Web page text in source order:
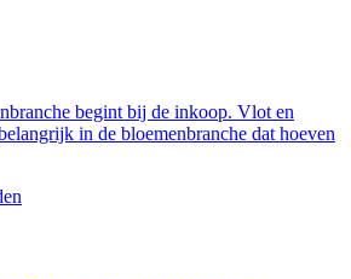
begint bij de inkoop. Vlot en
in de bloemenbranche dat hoeven